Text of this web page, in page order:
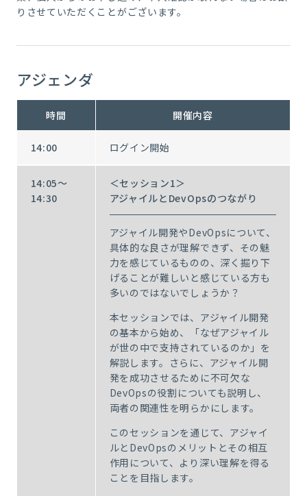
りさせていただくことがございます。
アジェンダ
時間 開催内容
14:00 ログイン開始
14:05～
14:30
＜セッション1＞
アジャイルとDevOpsのつながり
アジャイル開発やDevOpsについて、
具体的な良さが理解できず、その魅
力を感じているものの、深く掘り下
げることが難しいと感じている方も
多いのではないでしょうか？
本セッションでは、アジャイル開発
の基本から始め、「なぜアジャイル
が世の中で支持されているのか」を
解説します。さらに、アジャイル開
発を成功させるために不可欠な
DevOpsの役割についても説明し、
両者の関連性を明らかにします。
このセッションを通じて、アジャイ
ルとDevOpsのメリットとその相互
作用について、より深い理解を得る
ことを目指します。